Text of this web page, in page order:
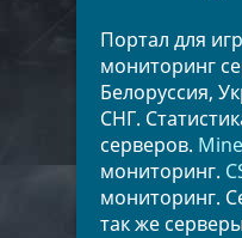
Портал для
мониторинг
Белоруссия,
СНГ.
серверов.
мониторинг.
мониторинг.
так же